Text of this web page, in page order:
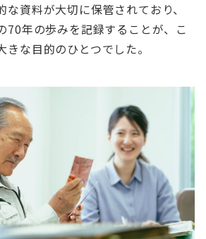
な資料が大切に保管されており、
70年の歩みを記録することが、こ
な目的のひとつでした。